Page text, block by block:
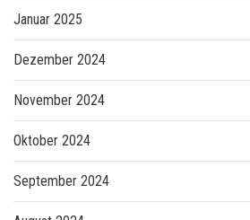
Januar 2025
Dezember 2024
November 2024
Oktober 2024
September 2024